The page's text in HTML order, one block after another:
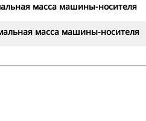
масса машины-носителя
масса машины-носителя